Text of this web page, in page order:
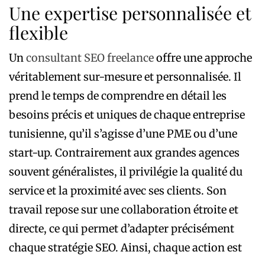
Une expertise personnalisée et
flexible
Unconsultant SEO freelanceoffre une approche
véritablement sur-mesure et personnalisée. Il
prend le temps de comprendre en détail les
besoins précis et uniques de chaque entreprise
tunisienne, qu’il s’agisse d’une PME ou d’une
start-up. Contrairement aux grandes agences
souvent généralistes, il privilégie la qualité du
service et la proximité avec ses clients. Son
travail repose sur une collaboration étroite et
directe, ce qui permet d’adapter précisément
chaque stratégie SEO. Ainsi, chaque action est